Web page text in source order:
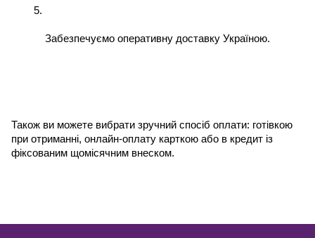
Забезпечуємо оперативну доставку Україною.
Також ви можете вибрати зручний спосіб оплати: готівкою
при отриманні, онлайн-оплату карткою або в кредит із
фіксованим щомісячним внеском.